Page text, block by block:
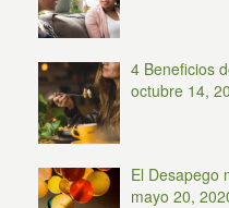
4 Beneficios
octubre 14,
El Desapego
mayo 20,